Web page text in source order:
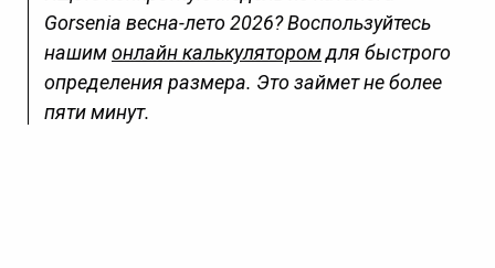
Gorsenia весна-лето 2026? Воспользуйтесь
нашимонлайн калькуляторомдля быстрого
определения размера. Это займет не более
пяти минут.